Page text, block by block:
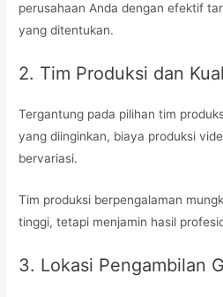
perusahaan Anda dengan efektif
yang ditentukan.
2. Tim Produksi dan
Tergantung pada pilihan tim
yang diinginkan, biaya produksi
bervariasi.
Tim produksi berpengalaman
tinggi, tetapi menjamin hasil
3. Lokasi Pengambilan